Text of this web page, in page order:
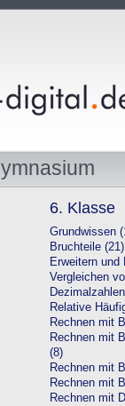
6. Klasse
Grundwissen
Bruchteile (21)
Erweitern und
Vergleichen
Relative
Rechnen mit
Rechnen mit
(8)
Rechnen mit
Rechnen mit
Rechnen mit